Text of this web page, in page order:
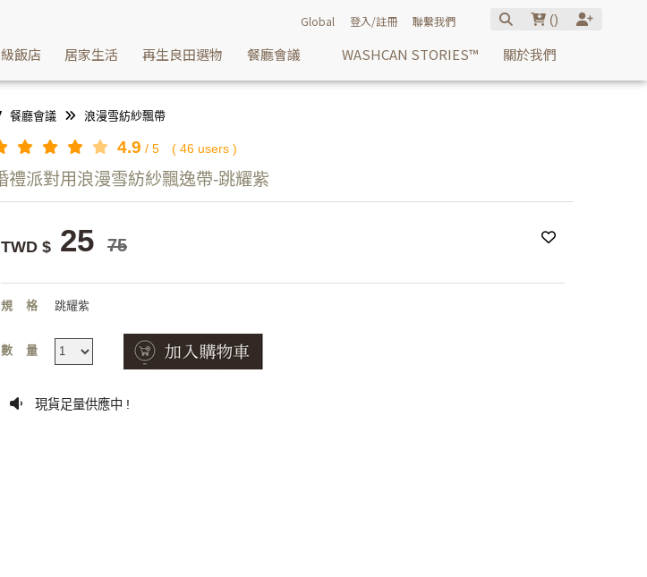
Global 登入/註冊 聯繫我們 ()
飯店 居家生活 再生良田選物 餐廳會議 WASHCAN STORIES™ 關於我們
餐廳會議 浪漫雪紡紗飄帶
4.9 / 5 ( 46 users )
禮派對用浪漫雪紡紗飄逸帶-跳耀紫
TWD $ 25 75
規格 跳耀紫
數量
現貨足量供應中 !